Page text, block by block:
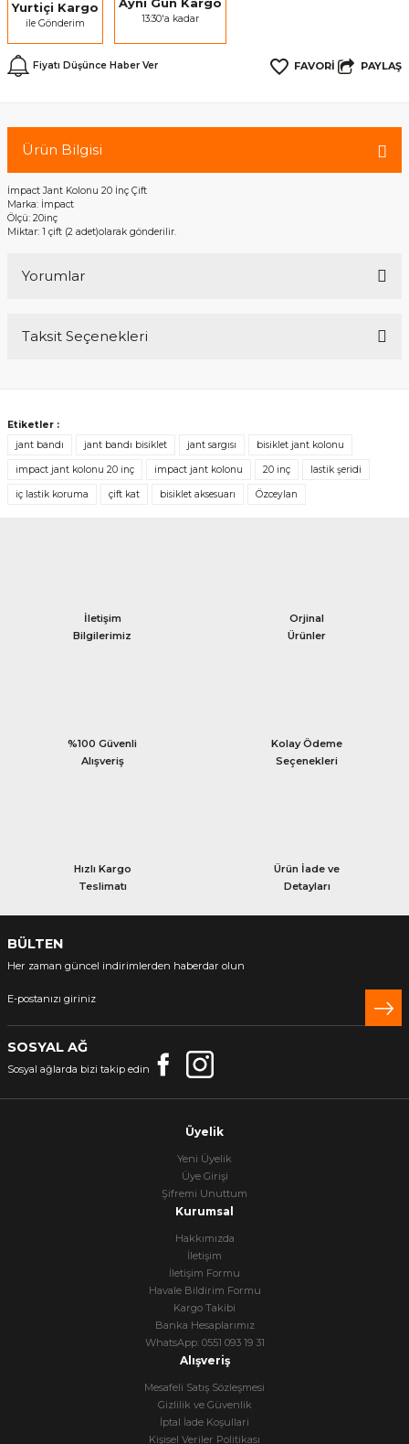
Yurtiçi Kargo
ile Gönderim 13:30'a kadar
Fiyatı Düşünce Haber Ver PAYLAŞ
Ürün Bilgisi
İmpact Jant Kolonu 20 İnç Çift
Marka: İmpact
Ölçü: 20inç
Miktar: 1 çift (2 adet)olarak gönderilir.
Yorumlar
Taksit Seçenekleri
Etiketler :
jant bandı
jant bandı bisiklet jant sargısı bisiklet jant kolonu
impact jant kolonu 20 inç impact jant kolonu 20 inç lastik şeridi
iç lastik koruma çift kat bisiklet aksesuarı Özceylan
İletişim
Bilgilerimiz
Orjinal
Ürünler
%100 Güvenli
Alışveriş
Kolay Ödeme
Seçenekleri
Hızlı Kargo
Teslimatı
Ürün İade ve
Detayları
BÜLTEN
Her zaman güncel indirimlerden haberdar olun
SOSYAL AĞ
Sosyal ağlarda bizi takip edin
Üyelik
Yeni Üyelik
Üye Girişi
Şifremi Unuttum
Kurumsal
Hakkımızda
İletişim
İletişim Formu
Havale Bildirim Formu
Kargo Takibi
Banka Hesaplarımız
WhatsApp: 0551 093 19 31
Alışveriş
Mesafeli Satış Sözleşmesi
Gizlilik ve Güvenlik
İptal İade Koşullari
Kişisel Veriler Politikası